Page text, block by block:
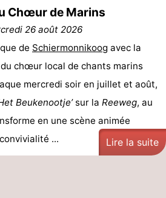
Chœur de Marins
26 août 2026
de Schiermonnikoog avec la
chœur local de chants marins
mercredi soir en juillet et août,
Beukenootje’sur la Reeweg, au
en une scène animée
...
Lire la suite